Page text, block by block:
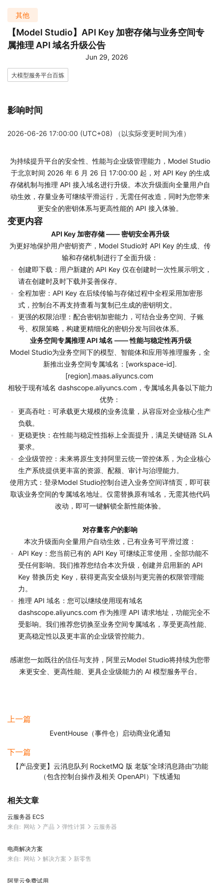
其他
【Model Studio】API Key 加密存储与业务空间专
属推理 API 域名升级公告
Jun 29, 2026
大模型服务平台百炼
影响时间
2026-06-26 17:00:00 (UTC+08) （以实际变更时间为准）
为持续提升平台的安全性、性能与企业级管理能力，Model Studio
于北京时间 2026 年 6 月 26 日 17:00:00 起，对 API Key 的生成
存储机制与推理 API 接入域名进行升级。本次升级面向全量用户自
动生效，存量业务可继续平滑运行，无需任何改造，同时为您带来
更安全的密钥体系与更高性能的 API 接入体验。
变更内容
API Key 加密存储 —— 密钥安全再升级
为更好地保护用户密钥资产，Model Studio对 API Key 的生成、传
输和存储机制进行了全面升级：
创建即下载：用户新建的 API Key 仅在创建时一次性展示明文，
请在创建时及时下载并妥善保存。
全程加密：API Key 在后续传输与存储过程中全程采用加密形
式，控制台不再支持查看与复制已生成的密钥明文。
更强的权限治理：配合密钥加密能力，可结合业务空间、子账
号、权限策略，构建更精细化的密钥分发与回收体系。
业务空间专属推理 API 域名 —— 性能与稳定性再升级
Model Studio为业务空间下的模型、智能体和应用等推理服务，全
新推出业务空间专属域名：[workspace-id].
[region].maas.aliyuncs.com
相较于现有域名 dashscope.aliyuncs.com，专属域名具备以下能力
优势：
更高吞吐：可承载更大规模的业务流量，从容应对企业核心生产
负载。
更稳更快：在性能与稳定性指标上全面提升，满足关键链路 SLA
要求。
企业级管控：未来将原生支持阿里云统一管控体系，为企业核心
生产系统提供更丰富的资源、配额、审计与治理能力。
使用方式：登录Model Studio控制台进入业务空间详情页，即可获
取该业务空间的专属域名地址。仅需替换原有域名，无需其他代码
改动，即可一键解锁全新性能体验。
对存量客户的影响
本次升级面向全量用户自动生效，已有业务可平滑过渡：
API Key：您当前已有的 API Key 可继续正常使用，全部功能不
受任何影响。我们推荐您结合本次升级，创建并启用新的 API
Key 替换历史 Key，获得更高安全级别与更完善的权限管理能
力。
推理 API 域名：您可以继续使用现有域名
dashscope.aliyuncs.com 作为推理 API 请求地址，功能完全不
受影响。我们推荐您切换至业务空间专属域名，享受更高性能、
更高稳定性以及更丰富的企业级管控能力。
感谢您一如既往的信任与支持，阿里云Model Studio将持续为您带
来更安全、更高性能、更具企业级能力的 AI 模型服务平台。
上一篇
EventHouse（事件仓）启动商业化通知
下一篇
【产品变更】云消息队列 RocketMQ 版 老版“全球消息路由”功能
（包含控制台操作及相关 OpenAPI）下线通知
相关文章
云服务器 ECS
来自: 网站 产品 弹性计算 云服务器
电商解决方案
来自: 网站 解决方案 新零售
阿里云免费试用